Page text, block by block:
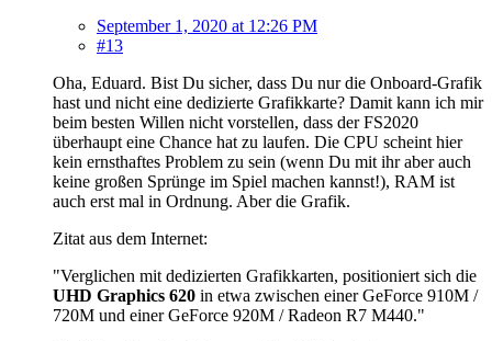
September 1, 2020 at 12:26 PM
#13
Oha, Eduard. Bist Du sicher, dass Du nur die Onboard-Grafik
hast und nicht eine dedizierte Grafikkarte? Damit kann ich mir
beim besten Willen nicht vorstellen, dass der FS2020
überhaupt eine Chance hat zu laufen. Die CPU scheint hier
kein ernsthaftes Problem zu sein (wenn Du mit ihr aber auch
keine großen Sprünge im Spiel machen kannst!), RAM ist
auch erst mal in Ordnung. Aber die Grafik.
Zitat aus dem Internet:
"Verglichen mit dedizierten Grafikkarten, positioniert sich die
UHD Graphics 620 in etwa zwischen einer GeForce 910M /
720M und einer GeForce 920M / Radeon R7 M440."